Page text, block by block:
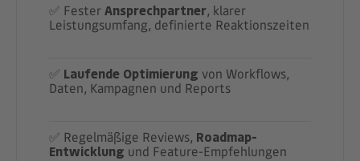
✅ FesterAnsprechpartner, klarer
Leistungsumfang, definierte Reaktionszeiten
✅ Laufende Optimierung von Workflows,
Daten, Kampagnen und Reports
✅ Regelmäßige Reviews, Roadmap-
Entwicklung und Feature-Empfehlungen